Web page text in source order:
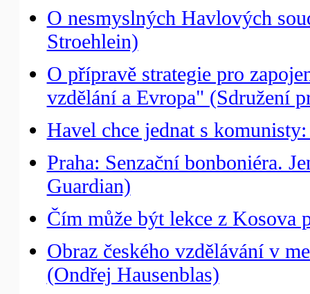
O nesmyslných Havlových
Stroehlein)
O přípravě strategie pro
vzdělání a Evropa" (Sdružení
Havel chce jednat s
Praha: Senzační bonboniéra.
Guardian)
Čím může být lekce z Kosova
Obraz českého vzdělávání v
(Ondřej Hausenblas)